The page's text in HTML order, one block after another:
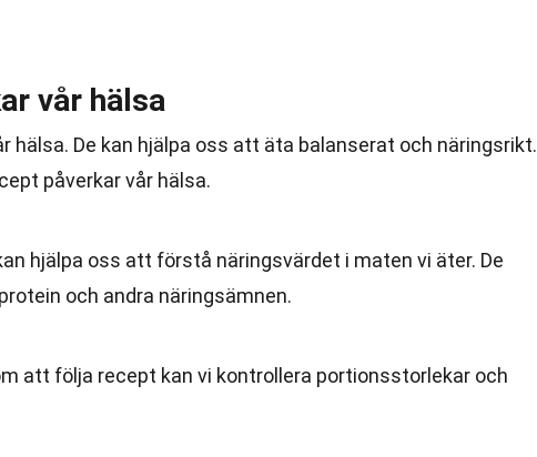
vår hälsa
hälsa. De kan hjälpa oss att äta balanserat och näringsrikt.
påverkar vår hälsa.
hjälpa oss att förstå näringsvärdet i maten vi äter. De
och andra näringsämnen.
att följa recept kan vi kontrollera portionsstorlekar och